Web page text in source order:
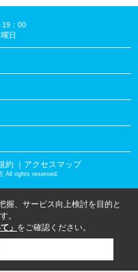
19：00
日
約 ｜アクセスマップ
All rights reserved.
握、サービス向上検討を目的と
。
」 をご確認ください。